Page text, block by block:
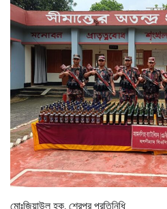
মোঃজিয়াউল হক, শেরপুর প্রতিনিধি